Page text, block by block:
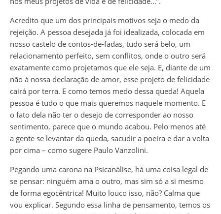
Acredito que um dos principais motivos seja o medo da
rejeição. A pessoa desejada já foi idealizada, colocada em
nosso castelo de contos-de-fadas, tudo será belo, um
relacionamento perfeito, sem conflitos, onde o outro será
exatamente como projetamos que ele seja. E, diante de um
não à nossa declaração de amor, esse projeto de felicidade
cairá por terra. E como temos medo dessa queda! Aquela
pessoa é tudo o que mais queremos naquele momento. E
o fato dela não ter o desejo de corresponder ao nosso
sentimento, parece que o mundo acabou. Pelo menos até
a gente se levantar da queda, sacudir a poeira e dar a volta
por cima – como sugere Paulo Vanzolini.
Pegando uma carona na Psicanálise, há uma coisa legal de
se pensar: ninguém ama o outro, mas sim só a si mesmo
de forma egocêntrica! Muito louco isso, não? Calma que
vou explicar. Segundo essa linha de pensamento, temos os